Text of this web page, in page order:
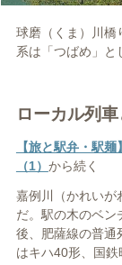
球磨（くま）川橋
系は「つばめ」と
ローカル列
【旅と駅弁・駅
（1） から続く
嘉例川（かれいが
だ。駅の木のベン
後、肥薩線の普通
はキハ40形、国